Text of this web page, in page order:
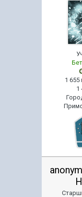
1 655
1